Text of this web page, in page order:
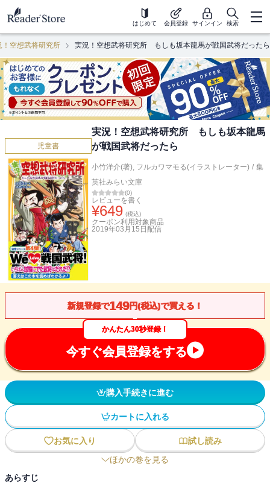
はじめて 会員登録 サインイン 検索
！空想武将研究所 実況！空想武将研究所 もしも坂本龍馬が戦国武将だったら
児童書
実況！空想武将研究所 もしも坂本龍馬
が戦国武将だったら
小竹洋介(著), フルカワマモる(イラストレーター) / 集
英社みらい文庫
(0)
レビューを書く
¥649 (税込)
クーポン利用対象商品
2019年03月15日 配信
新規登録で149円(税込)で買える！
かんたん30秒登録！
今すぐ会員登録をする
購入手続きに進む
カートに入れる
お気に入り
試し読み
ほかの巻を見る
あらすじ